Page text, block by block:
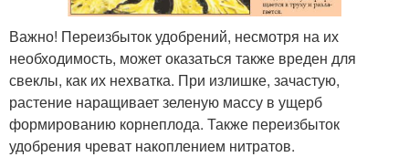
Важно! Переизбыток удобрений, несмотря на их
необходимость, может оказаться также вреден для
свеклы, как их нехватка. При излишке, зачастую,
растение наращивает зеленую массу в ущерб
формированию корнеплода. Также переизбыток
удобрения чреват накоплением нитратов.